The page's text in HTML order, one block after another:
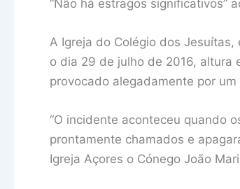
“Não há estragos significativos”
A Igreja do Colégio dos
o dia 29 de julho de 2016,
provocado alegadamente por
“O incidente aconteceu quando
prontamente chamados e
Igreja Açores o Cónego João